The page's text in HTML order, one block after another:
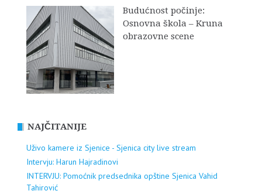
Budućnost počinje:
Osnovna škola – Kruna
obrazovne scene
NAJČITANIJE
Uživo kamere iz Sjenice - Sjenica city live stream
Intervju: Harun Hajradinovi
INTERVJU: Pomoćnik predsednika opštine Sjenica Vahid
Tahirović